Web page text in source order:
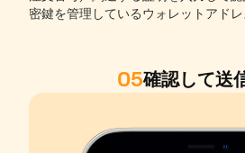
密鍵を管理しているウォレットアドレ
05確認して送